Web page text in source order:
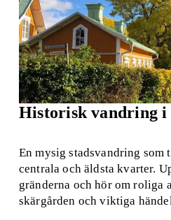
Historisk vandring i
En mysig stadsvandring som
centrala och äldsta kvarter.
gränderna och hör om roliga
skärgården och viktiga